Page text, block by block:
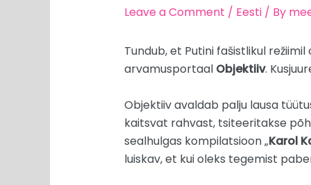
Leave a Comment / Eesti/ By
Tundub, et Putini fašistlikul
arvamusportaal Objektiiv.
Objektiiv avaldab palju lausa
kaitsvat rahvast, tsiteeritakse
sealhulgas kompilatsioon „Karol
luiskav, et kui oleks tegemist